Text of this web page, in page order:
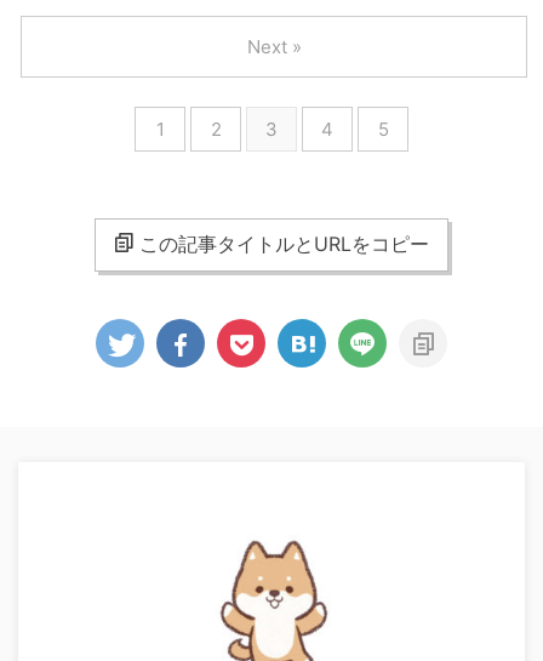
1 2 3 4 5
Next »
この記事タイトルとURLをコピー